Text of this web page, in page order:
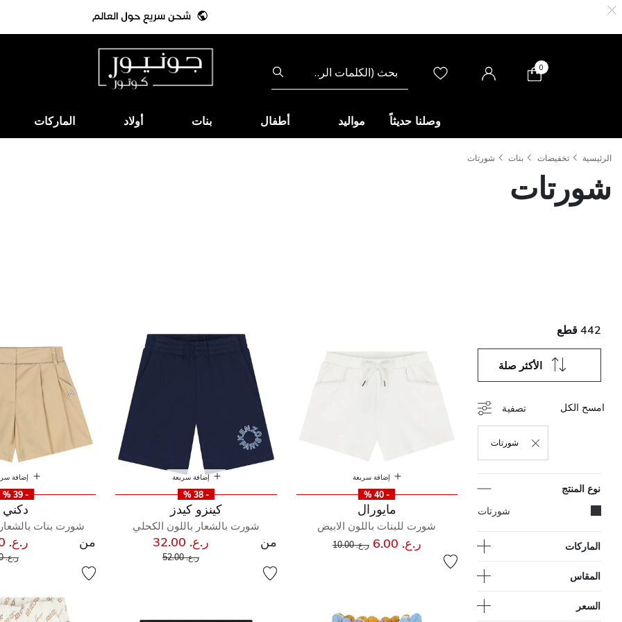
0
وصلنا حديثاً مواليد أطفال بنات أولاد الماركات
الرئيسية تخفيضات بنات شورتات
شورتات
442 قطع
الأكثر صلة
تصفية
شورتات
حذف التصفية مكرر حاليًا بواسطة نوع المنتج: شورتات
امسح الكل
نوع المنتج
شورتات
الماركات
المقاس
السعر
إضافة سريعة
- 40 %
مايورال
شورت للبنات باللون الابيض
ر.ع. 6.00 سعر مخفض من
ر.ع. 10.00
إضافة سريعة
- 38 %
كينزو كيدز
شورت بالشعار باللون الكحلي
من ر.ع. 32.00
سعر مخفض من
ر.ع. 52.00 إلى
إضافة
- 39 %
دكني
شورت بنات بالشعار
من ر.ع. 24.00
ر.ع. 49.00